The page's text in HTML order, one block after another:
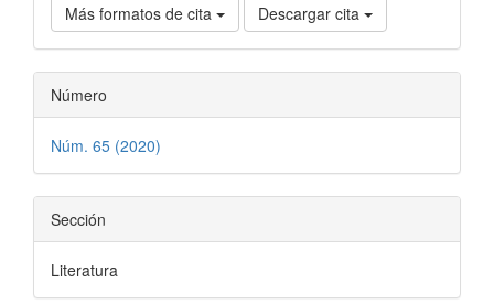
Más formatos de cita Descargar cita
Número
Núm. 65 (2020)
Sección
Literatura